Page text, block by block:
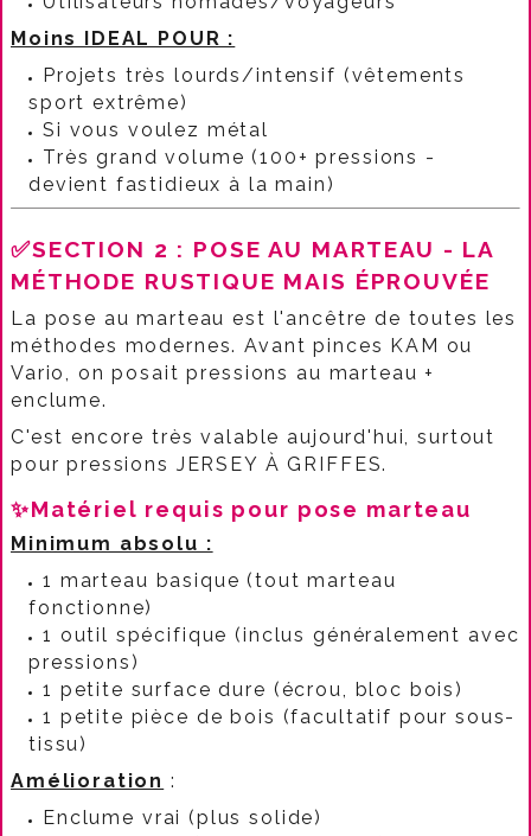
Moins IDEAL POUR :
Projets très lourds/intensif (vêtements
sport extrême)
Si vous voulez métal
Très grand volume (100+ pressions -
devient fastidieux à la main)​
✅SECTION 2 : POSE AU MARTEAU - LA
MÉTHODE RUSTIQUE MAIS ÉPROUVÉE
La pose au marteau est l'ancêtre de toutes les
méthodes modernes. Avant pinces KAM ou
Vario, on posait pressions au marteau +
enclume.​​
C'est encore très valable aujourd'hui, surtout
pour pressions JERSEY À GRIFFES.​​
✨Matériel requis pour pose marteau
Minimum absolu :
1 marteau basique (tout marteau
fonctionne)
1 outil spécifique (inclus généralement avec
pressions)
1 petite surface dure (écrou, bloc bois)
1 petite pièce de bois (facultatif pour sous-
tissu)​​
Amélioration :​​
Enclume vrai (plus solide)